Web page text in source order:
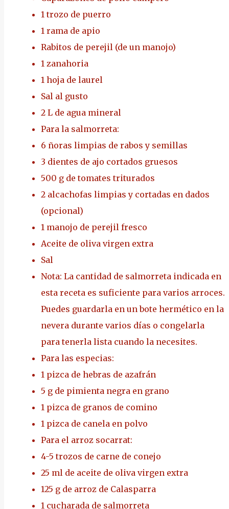
1 trozo de puerro
1 rama de apio
Rabitos de perejil (de un manojo)
1 zanahoria
1 hoja de laurel
Sal al gusto
2 L de agua mineral
Para la salmorreta:
6 ñoras limpias de rabos y semillas
3 dientes de ajo cortados gruesos
500 g de tomates triturados
2 alcachofas limpias y cortadas en dados
(opcional)
1 manojo de perejil fresco
Aceite de oliva virgen extra
Sal
Nota: La cantidad de salmorreta indicada en
esta receta es suficiente para varios arroces.
Puedes guardarla en un bote hermético en la
nevera durante varios días o congelarla
para tenerla lista cuando la necesites.
Para las especias:
1 pizca de hebras de azafrán
5 g de pimienta negra en grano
1 pizca de granos de comino
1 pizca de canela en polvo
Para el arroz socarrat:
4-5 trozos de carne de conejo
25 ml de aceite de oliva virgen extra
125 g de arroz de Calasparra
1 cucharada de salmorreta